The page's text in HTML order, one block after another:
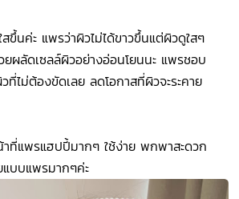
สขึ้นค่ะ แพรว่าผิวไม่ได้ขาวขึ้นแต่ผิวดูใสๆ
ยผลัดเซลล์ผิวอย่างอ่อนโยนนะ แพรชอบ
ที่ไม่ต้องขัดเลย ลดโอกาสที่ผิวจะระคาย
าที่แพรแฮปปี้มากๆ ใช้ง่าย พกพาสะดวก
แบบแพรมากๆค่ะ